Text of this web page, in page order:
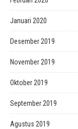
Januari 2020
Desember 2019
November 2019
Oktober 2019
September 2019
Agustus 2019